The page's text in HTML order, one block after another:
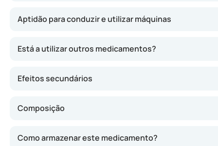
Aptidão para conduzir e utilizar máquinas
Está a utilizar outros medicamentos?
Efeitos secundários
Composição
Como armazenar este medicamento?